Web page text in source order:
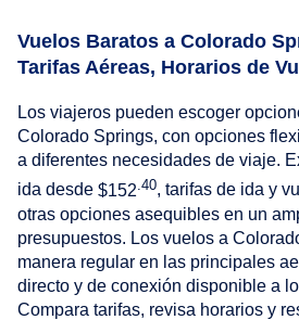
Vuelos Baratos a Colorado
Tarifas Aéreas, Horarios de
Los viajeros pueden escoger
Colorado Springs, con opciones
a diferentes necesidades de viaje.
ida desde $152 .40, tarifas de ida y
otras opciones asequibles en un
presupuestos. Los vuelos a
manera regular en las principales
directo y de conexión disponible a
Compara tarifas, revisa horarios y